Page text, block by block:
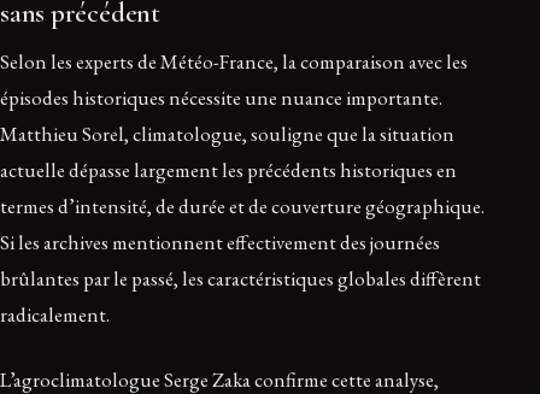
sans précédent
Selon les experts de Météo-France, la comparaison avec les
épisodes historiques nécessite une nuance importante.
Matthieu Sorel, climatologue, souligne que la situation
actuelle dépasse largement les précédents historiques en
termes d’intensité, de durée et de couverture géographique.
Si les archives mentionnent effectivement des journées
brûlantes par le passé, les caractéristiques globales diffèrent
radicalement.
L’agroclimatologue Serge Zaka confirme cette analyse,